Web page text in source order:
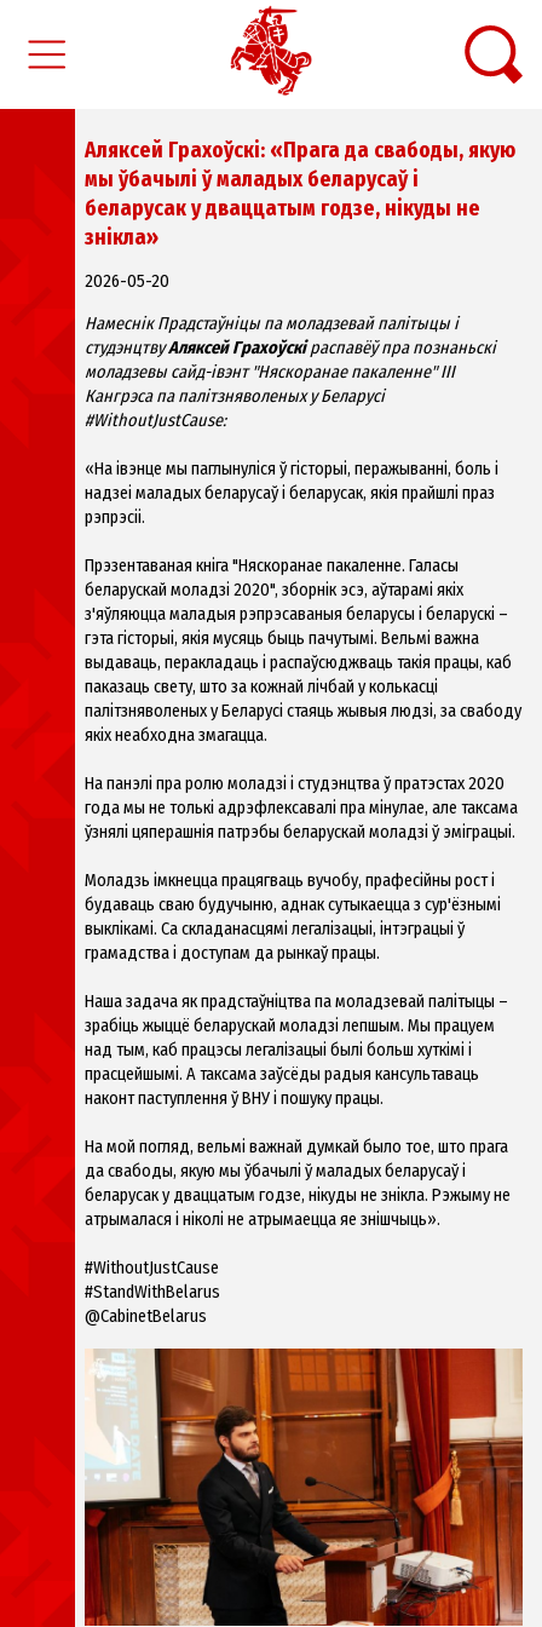
Аляксей Грахоўскі: «Прага да свабоды, якую
мы ўбачылі ў маладых беларусаў і
беларусак у дваццатым годзе, нікуды не
знікла»
2026-05-20
Намеснік Прадстаўніцы па моладзевай палітыцы і
студэнцтвуАляксей Грахоўскіраспавёў пра познаньскі
моладзевы сайд-івэнт "Няскоранае пакаленне" III
Кангрэса па палітзняволеных у Беларусі
#WithoutJustCause:
«На івэнце мы паглынуліся ў гісторыі, перажыванні, боль і
надзеі маладых беларусаў і беларусак, якія прайшлі праз
рэпрэсіі.
Прэзентаваная кніга "Няскоранае пакаленне. Галасы
беларускай моладзі 2020", зборнік эсэ, аўтарамі якіх
з'яўляюцца маладыя рэпрэсаваныя беларусы і беларускі –
гэта гісторыі, якія мусяць быць пачутымі. Вельмі важна
выдаваць, перакладаць і распаўсюджваць такія працы, каб
паказаць свету, што за кожнай лічбай у колькасці
палітзняволеных у Беларусі стаяць жывыя людзі, за свабоду
якіх неабходна змагацца.
На панэлі пра ролю моладзі і студэнцтва ў пратэстах 2020
года мы не толькі адрэфлексавалі пра мінулае, але таксама
ўзнялі цяперашнія патрэбы беларускай моладзі ў эміграцыі.
Моладзь імкнецца працягваць вучобу, прафесійны рост і
будаваць сваю будучыню, аднак сутыкаецца з сур'ёзнымі
выклікамі. Са складанасцямі легалізацыі, інтэграцыі ў
грамадства і доступам да рынкаў працы.
Наша задача як прадстаўніцтва па моладзевай палітыцы –
зрабіць жыццё беларускай моладзі лепшым. Мы працуем
над тым, каб працэсы легалізацыі былі больш хуткімі і
прасцейшымі. А таксама заўсёды радыя кансультаваць
наконт паступлення ў ВНУ і пошуку працы.
На мой погляд, вельмі важнай думкай было тое, што прага
да свабоды, якую мы ўбачылі ў маладых беларусаў і
беларусак у дваццатым годзе, нікуды не знікла. Рэжыму не
атрымалася і ніколі не атрымаецца яе знішчыць».
#WithoutJustCause
#StandWithBelarus
@CabinetBelarus